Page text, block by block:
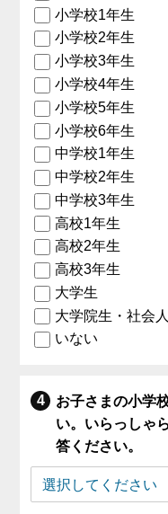
小学校1年生
小学校2年生
小学校3年生
小学校4年生
小学校5年生
小学校6年生
中学校1年生
中学校2年生
中学校3年生
高校1年生
高校2年生
高校3年生
大学生
大学院生・社会
いない
お子さまの小学
い。いらっしゃ
答ください。